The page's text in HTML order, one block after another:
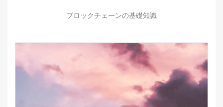
ブロックチェーンの基礎知識